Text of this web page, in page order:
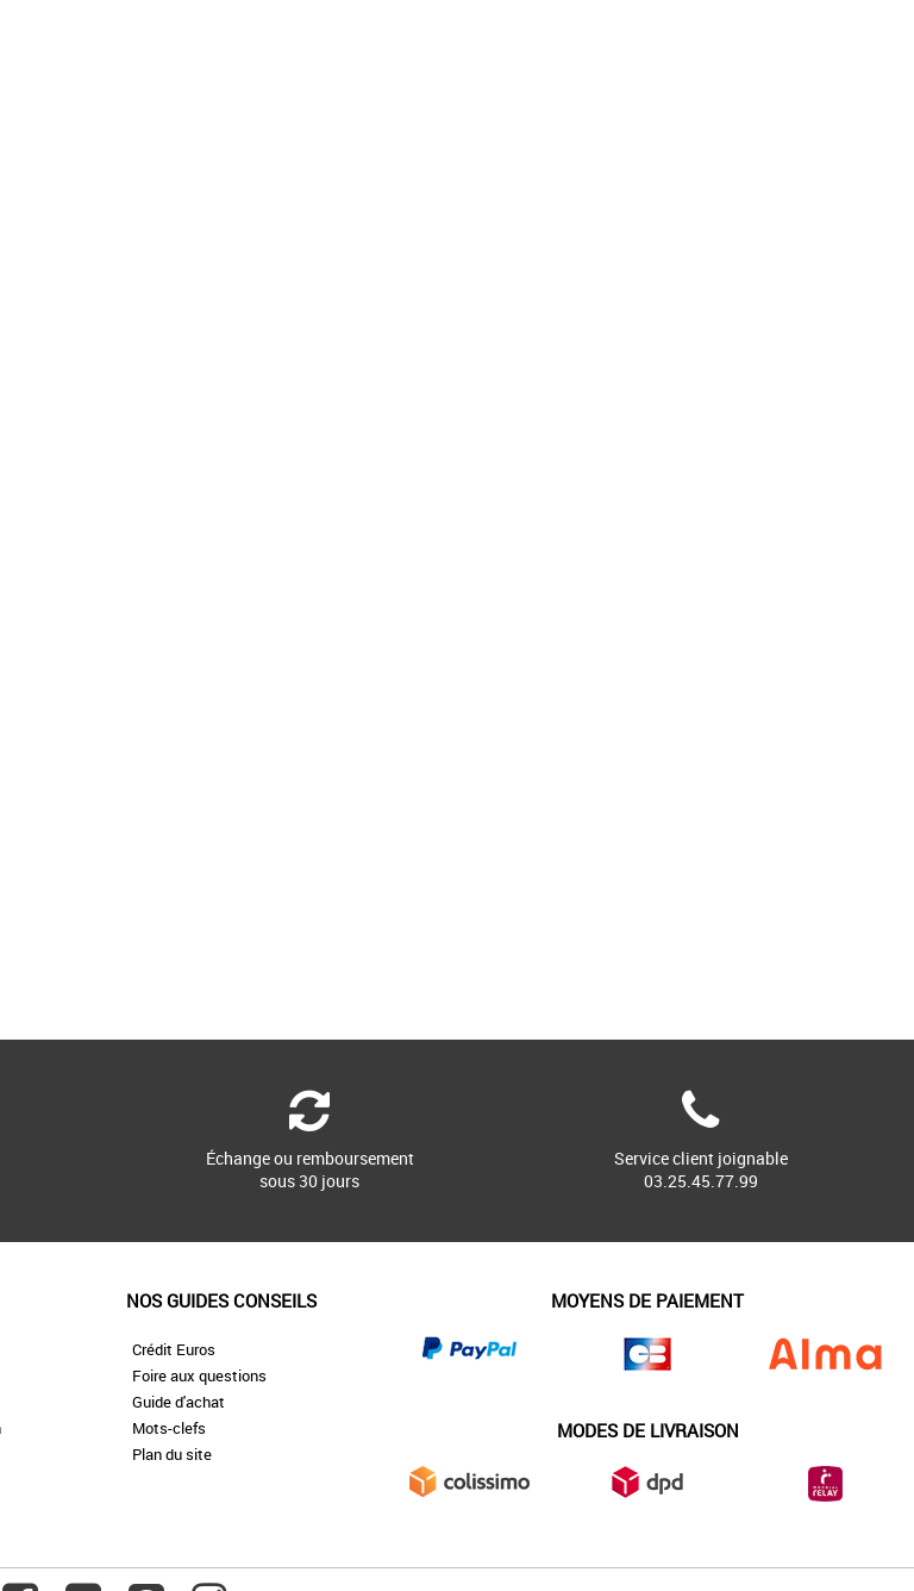
Échange ou remboursement
sous 30 jours
Service client joignable
03.25.45.77.99
NOS GUIDES CONSEILS
Crédit Euros
Foire aux questions
Guide d'achat
Mots-clefs
Plan du site
MOYENS DE PAIEMENT
MODES DE LIVRAISON